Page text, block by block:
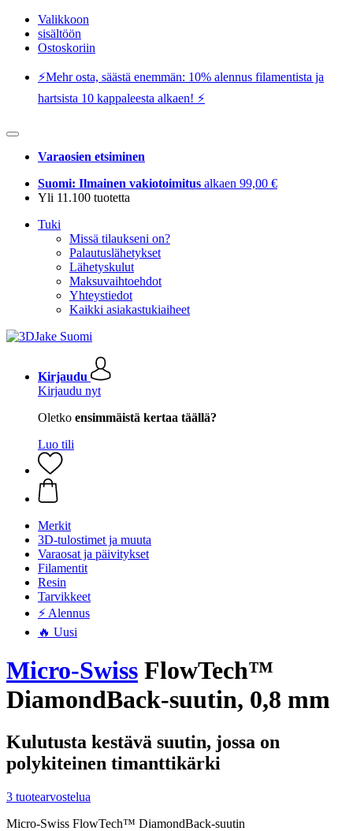
Valikkoon
sisältöön
Ostoskoriin
⚡️Mehr osta, säästä enemmän: 10% alennus filamentista ja
hartsista 10 kappaleesta alkaen! ⚡️
Varaosien etsiminen
Suomi: Ilmainen vakiotoimitus alkaen 99,00 €
Yli 11.100 tuotetta
Tuki
Missä tilaukseni on?
Palautuslähetykset
Lähetyskulut
Maksuvaihtoehdot
Yhteystiedot
Kaikki asiakastukiaiheet
Kirjaudu
Kirjaudu nyt
Oletko ensimmäistä kertaa täällä?
Luo tili
Merkit
3D-tulostimet ja muuta
Varaosat ja päivitykset
Filamentit
Resin
Tarvikkeet
⚡ Alennus
🔥 Uusi
Micro-Swiss FlowTech™
DiamondBack-suutin, 0,8 mm
Kulutusta kestävä suutin, jossa on
polykiteinen timanttikärki
3 tuotearvostelua
Micro-Swiss FlowTech™ DiamondBack-suutin